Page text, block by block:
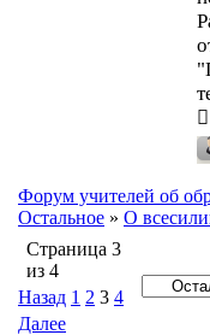
Форум учителей об
Остальное » О
Страница 3
из 4
Назад 1 2 3 4
Далее